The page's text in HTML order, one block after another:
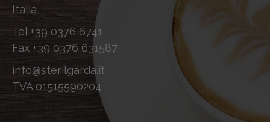
Italia
Tel +39 0376 6741
Fax +39 0376 631587
info@sterilgarda.it
TVA 01515590204